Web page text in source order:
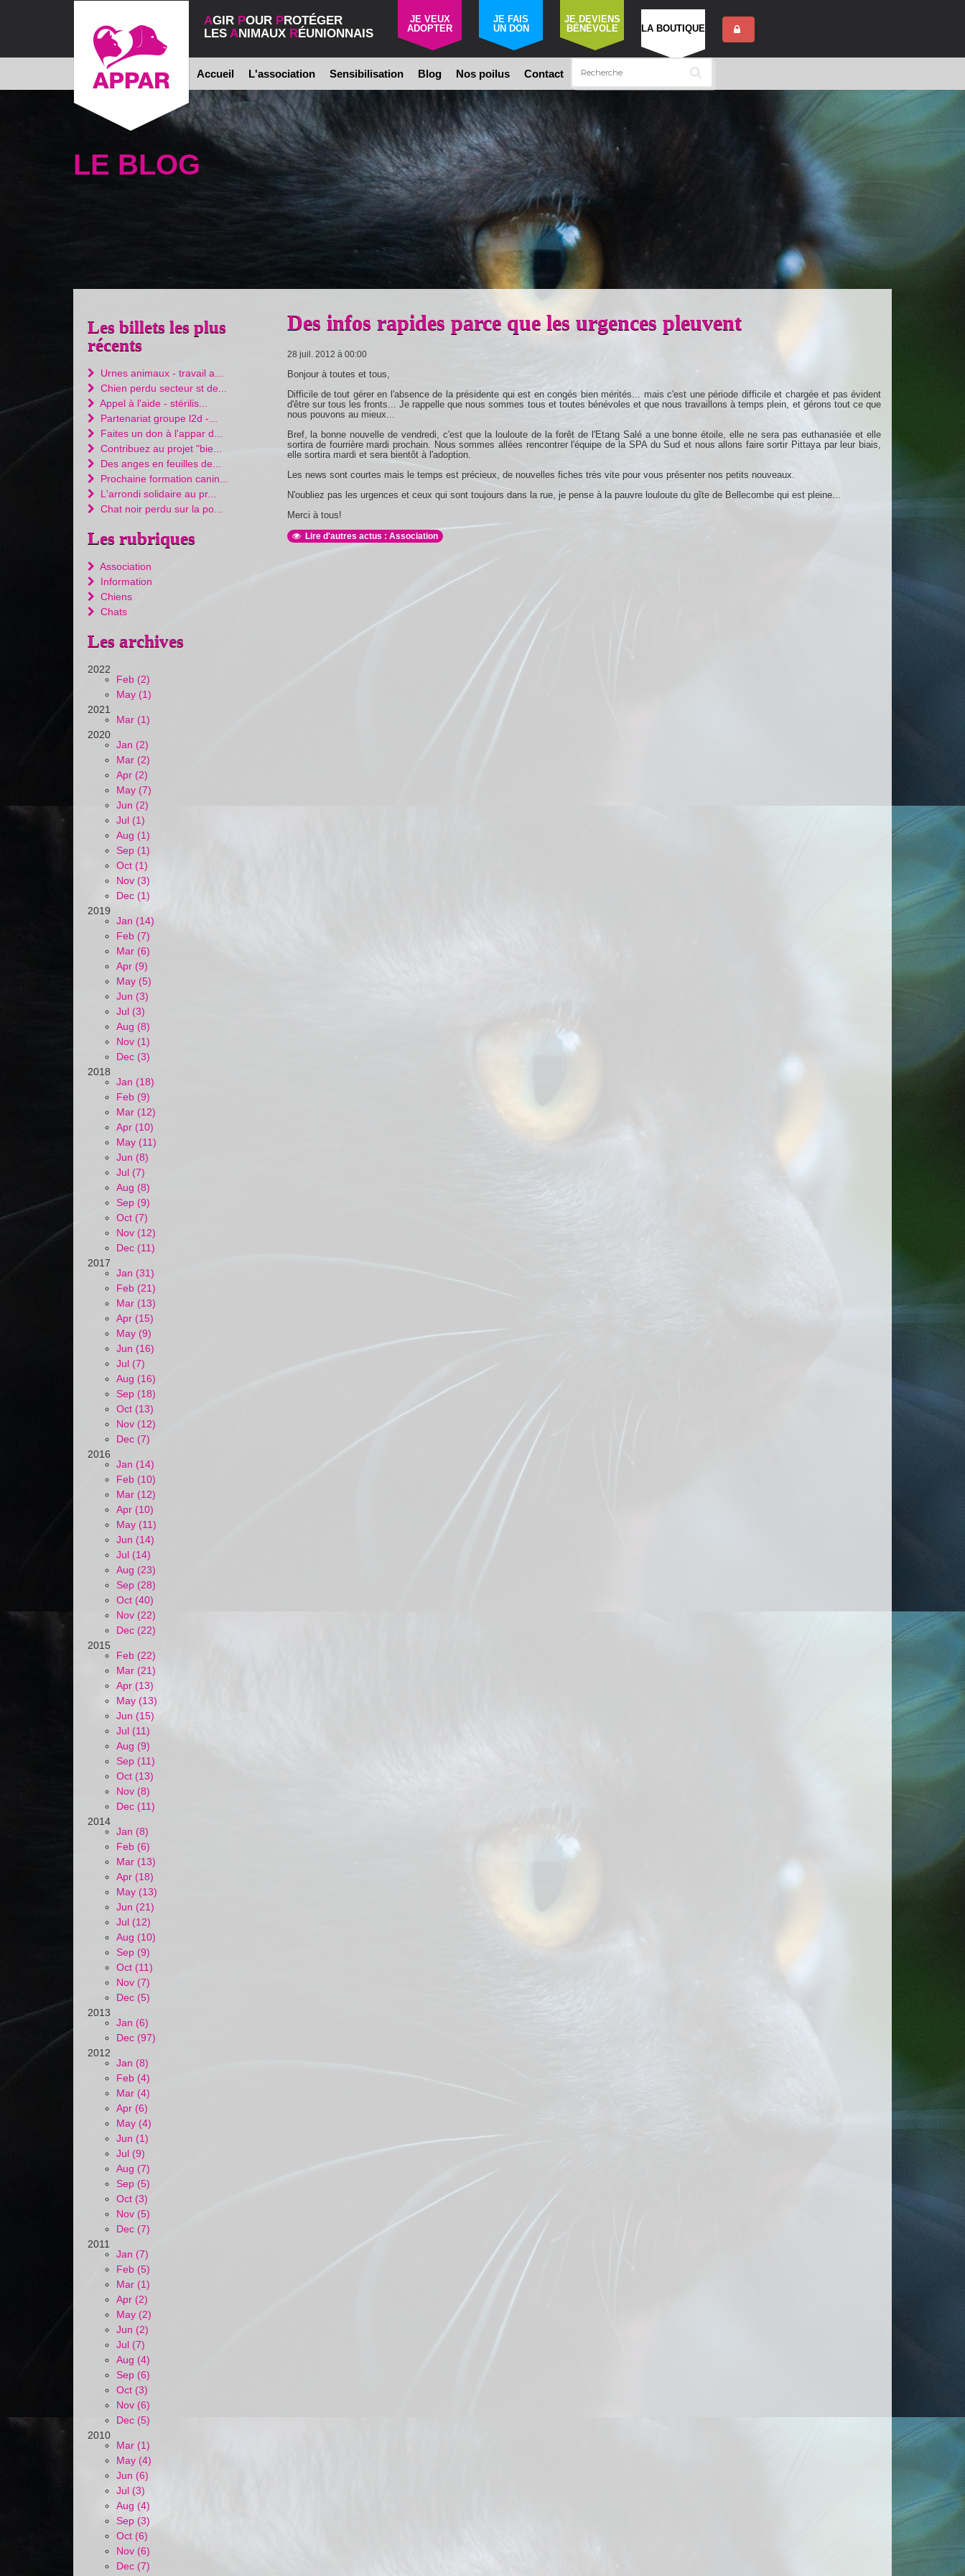
AGIR POUR PROTÉGER
LES ANIMAUX RÉUNIONNAIS
JE VEUX
ADOPTER
JE FAIS
UN DON
JE DEVIENS
BÉNÉVOLE
LA BOUTIQUE
Accueil L'association Sensibilisation Blog Nos poilus Contact
LE BLOG
Les billets les plus
récents
Urnes animaux - travail a...
Chien perdu secteur st de...
Appel à l'aide - stérilis...
Partenariat groupe l2d -...
Faites un don à l'appar d...
Contribuez au projet "bie...
Des anges en feuilles de...
Prochaine formation canin...
L'arrondi solidaire au pr...
Chat noir perdu sur la po...
Les rubriques
Association
Information
Chiens
Chats
Les archives
2022
Feb (2)
May (1)
2021
Mar (1)
2020
Jan (2)
Mar (2)
Apr (2)
May (7)
Jun (2)
Jul (1)
Aug (1)
Sep (1)
Oct (1)
Nov (3)
Dec (1)
2019
Jan (14)
Feb (7)
Mar (6)
Apr (9)
May (5)
Jun (3)
Jul (3)
Aug (8)
Nov (1)
Dec (3)
2018
Jan (18)
Feb (9)
Mar (12)
Apr (10)
May (11)
Jun (8)
Jul (7)
Aug (8)
Sep (9)
Oct (7)
Nov (12)
Dec (11)
2017
Jan (31)
Feb (21)
Mar (13)
Apr (15)
May (9)
Jun (16)
Jul (7)
Aug (16)
Sep (18)
Oct (13)
Nov (12)
Dec (7)
2016
Jan (14)
Feb (10)
Mar (12)
Apr (10)
May (11)
Jun (14)
Jul (14)
Aug (23)
Sep (28)
Oct (40)
Nov (22)
Dec (22)
2015
Feb (22)
Mar (21)
Apr (13)
May (13)
Jun (15)
Jul (11)
Aug (9)
Sep (11)
Oct (13)
Nov (8)
Dec (11)
2014
Jan (8)
Feb (6)
Mar (13)
Apr (18)
May (13)
Jun (21)
Jul (12)
Aug (10)
Sep (9)
Oct (11)
Nov (7)
Dec (5)
2013
Jan (6)
Dec (97)
2012
Jan (8)
Feb (4)
Mar (4)
Apr (6)
May (4)
Jun (1)
Jul (9)
Aug (7)
Sep (5)
Oct (3)
Nov (5)
Dec (7)
2011
Jan (7)
Feb (5)
Mar (1)
Apr (2)
May (2)
Jun (2)
Jul (7)
Aug (4)
Sep (6)
Oct (3)
Nov (6)
Dec (5)
2010
Mar (1)
May (4)
Jun (6)
Jul (3)
Aug (4)
Sep (3)
Oct (6)
Nov (6)
Dec (7)
Des infos rapides parce que les urgences pleuvent
28 juil. 2012 à 00:00
Bonjour à toutes et tous,
Difficile de tout gérer en l'absence de la présidente qui est en congés bien mérités... mais c'est une période difficile et chargée et pas évident
d'être sur tous les fronts... Je rappelle que nous sommes tous et toutes bénévoles et que nous travaillons à temps plein, et gérons tout ce que
nous pouvons au mieux...
Bref, la bonne nouvelle de vendredi, c'est que la louloute de la forêt de l'Etang Salé a une bonne étoile, elle ne sera pas euthanasiée et elle
sortira de fourrière mardi prochain. Nous sommes allées rencontrer l'équipe de la SPA du Sud et nous allons faire sortir Pittaya par leur biais,
elle sortira mardi et sera bientôt à l'adoption.
Les news sont courtes mais le temps est précieux, de nouvelles fiches très vite pour vous présenter nos petits nouveaux.
N'oubliez pas les urgences et ceux qui sont toujours dans la rue, je pense à la pauvre louloute du gîte de Bellecombe qui est pleine...
Merci à tous!
Lire d'autres actus : Association